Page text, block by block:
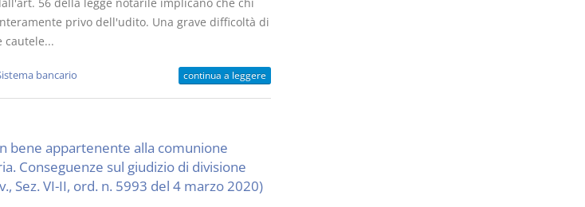
privo dell'udito. Una grave difficoltà di
cautele...
bancario continua a leggere
bene appartenente alla comunione
Conseguenze sul giudizio di divisione
Sez. VI-II, ord. n. 5993 del 4 marzo 2020)